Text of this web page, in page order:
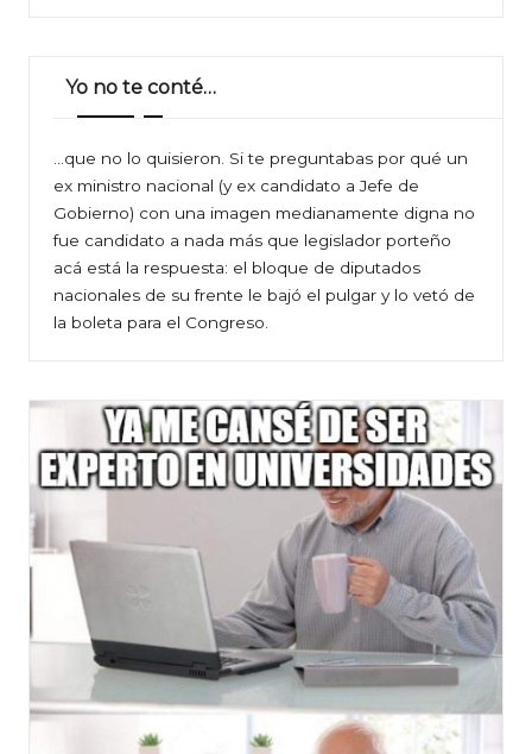
Yo no te conté…
…que no lo quisieron. Si te preguntabas por qué un
ex ministro nacional (y ex candidato a Jefe de
Gobierno) con una imagen medianamente digna no
fue candidato a nada más que legislador porteño
acá está la respuesta: el bloque de diputados
nacionales de su frente le bajó el pulgar y lo vetó de
la boleta para el Congreso.